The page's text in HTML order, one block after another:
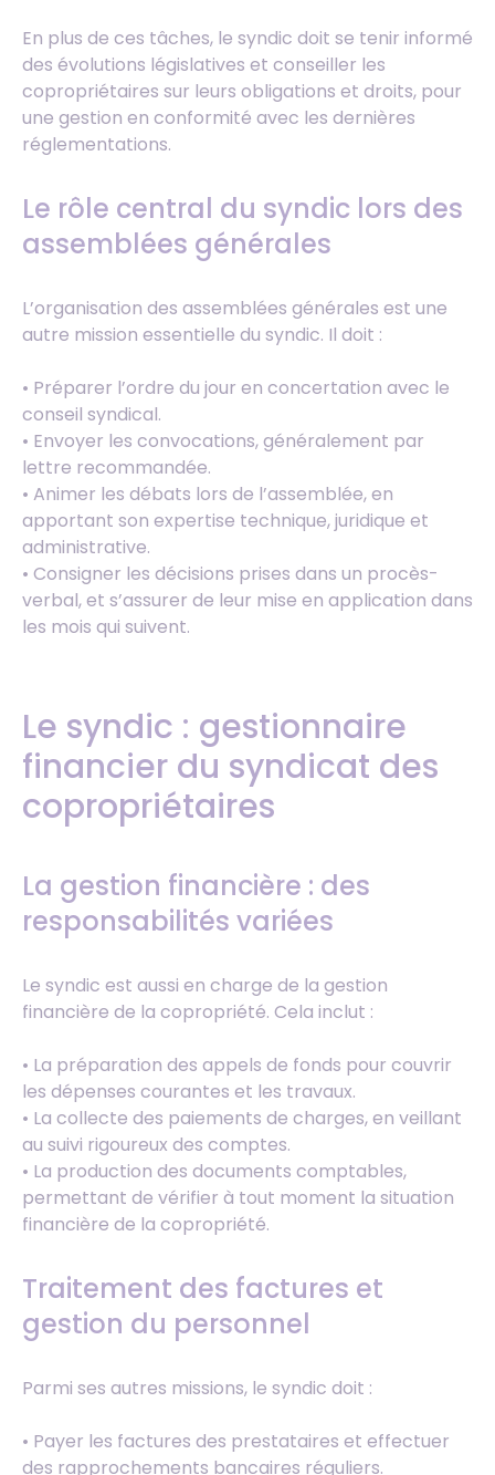
En plus de ces tâches, le syndic doit se tenir informé
des évolutions législatives et conseiller les
copropriétaires sur leurs obligations et droits, pour
une gestion en conformité avec les dernières
réglementations.
Le rôle central du syndic lors des
assemblées générales
L’organisation des assemblées générales est une
autre mission essentielle du syndic. Il doit :
• Préparer l’ordre du jour en concertation avec le
conseil syndical.
• Envoyer les convocations, généralement par
lettre recommandée.
• Animer les débats lors de l’assemblée, en
apportant son expertise technique, juridique et
administrative.
• Consigner les décisions prises dans un procès-
verbal, et s’assurer de leur mise en application dans
les mois qui suivent.
Le syndic : gestionnaire
financier du syndicat des
copropriétaires
La gestion financière : des
responsabilités variées
Le syndic est aussi en charge de la gestion
financière de la copropriété. Cela inclut :
• La préparation des appels de fonds pour couvrir
les dépenses courantes et les travaux.
• La collecte des paiements de charges, en veillant
au suivi rigoureux des comptes.
• La production des documents comptables,
permettant de vérifier à tout moment la situation
financière de la copropriété.
Traitement des factures et
gestion du personnel
Parmi ses autres missions, le syndic doit :
• Payer les factures des prestataires et effectuer
des rapprochements bancaires réguliers.